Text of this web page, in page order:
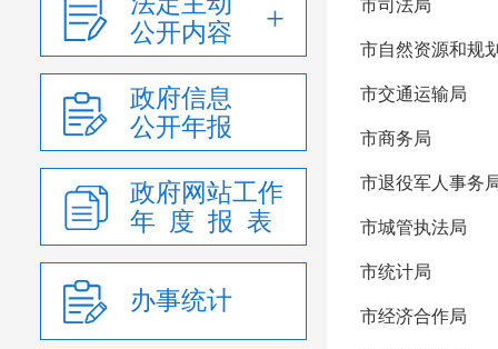
公开内容
政府信息
公开年报
政府网站工作
年 度 报 表
办事统计
市司法局
市自然资源和规
市交通运输局
市商务局
市退役军人事务
市城管执法局
市统计局
市经济合作局